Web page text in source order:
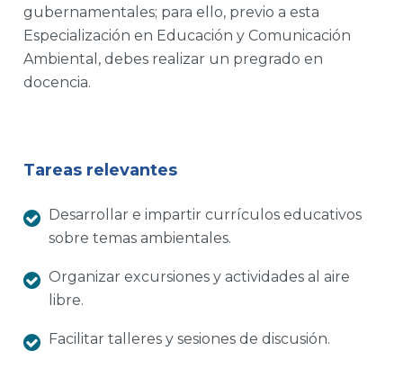
gubernamentales; para ello, previo a esta
Especialización en Educación y Comunicación
Ambiental, debes realizar un pregrado en
docencia.
Tareas relevantes
Desarrollar e impartir currículos educativos
sobre temas ambientales.
Organizar excursiones y actividades al aire
libre.
Facilitar talleres y sesiones de discusión.